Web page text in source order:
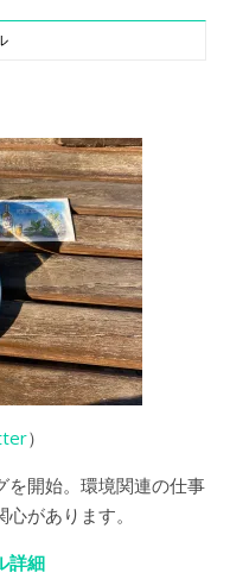
）
を開始。環境関連の仕事
があります。
詳細